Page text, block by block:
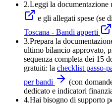
2.Leggi la documentazione
e gli allegati spese (se
Toscana - Bandi apperti
3.Prepara la
ultimo bilancio approvato,
sequenza completa dei 15
gratuiti: la checklist passo-
per bandi
(con
dedicato e indicatori
4.Hai bisogno di supporto